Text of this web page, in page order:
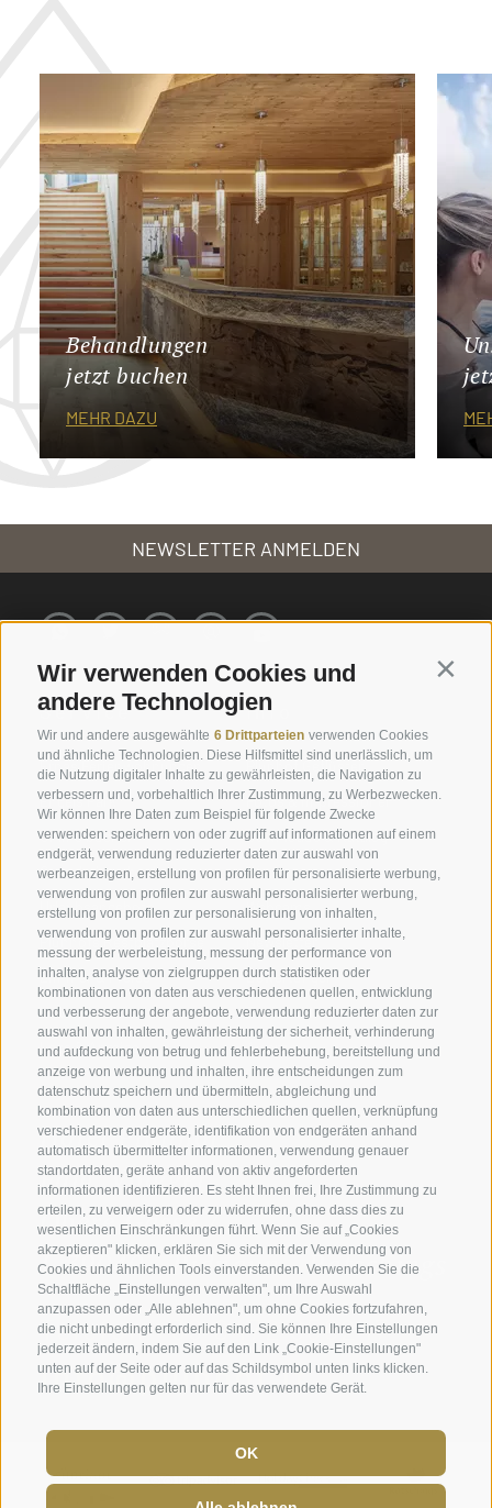
Wir verwenden Cookies und
andere Technologien
Wir und andere ausgewählte 6 Drittparteien verwenden Cookies
und ähnliche Technologien. Diese Hilfsmittel sind unerlässlich, um
die Nutzung digitaler Inhalte zu gewährleisten, die Navigation zu
verbessern und, vorbehaltlich Ihrer Zustimmung, zu Werbezwecken.
Wir können Ihre Daten zum Beispiel für folgende Zwecke
verwenden: speichern von oder zugriff auf informationen auf einem
endgerät, verwendung reduzierter daten zur auswahl von
werbeanzeigen, erstellung von profilen für personalisierte werbung,
verwendung von profilen zur auswahl personalisierter werbung,
erstellung von profilen zur personalisierung von inhalten,
verwendung von profilen zur auswahl personalisierter inhalte,
messung der werbeleistung, messung der performance von
inhalten, analyse von zielgruppen durch statistiken oder
kombinationen von daten aus verschiedenen quellen, entwicklung
und verbesserung der angebote, verwendung reduzierter daten zur
auswahl von inhalten, gewährleistung der sicherheit, verhinderung
und aufdeckung von betrug und fehlerbehebung, bereitstellung und
anzeige von werbung und inhalten, ihre entscheidungen zum
datenschutz speichern und übermitteln, abgleichung und
kombination von daten aus unterschiedlichen quellen, verknüpfung
verschiedener endgeräte, identifikation von endgeräten anhand
automatisch übermittelter informationen, verwendung genauer
standortdaten, geräte anhand von aktiv angeforderten
informationen identifizieren. Es steht Ihnen frei, Ihre Zustimmung zu
erteilen, zu verweigern oder zu widerrufen, ohne dass dies zu
wesentlichen Einschränkungen führt. Wenn Sie auf „Cookies
akzeptieren" klicken, erklären Sie sich mit der Verwendung von
Cookies und ähnlichen Tools einverstanden. Verwenden Sie die
Schaltfläche „Einstellungen verwalten", um Ihre Auswahl
anzupassen oder „Alle ablehnen", um ohne Cookies fortzufahren,
die nicht unbedingt erforderlich sind. Sie können Ihre Einstellungen
jederzeit ändern, indem Sie auf den Link „Cookie-Einstellungen"
unten auf der Seite oder auf das Schildsymbol unten links klicken.
Ihre Einstellungen gelten nur für das verwendete Gerät.
OK
Behandlungen
jetzt buchen
MEHR DAZU
NEWSLETTER ANMELDEN
Service
Ernas Ferienwohnungen
Engels Park
Online buchen
Gutschein schenken
Urlaubsangebote
Plunhofs Restplatzbörse
Zimmer & Preise
Unverbindlich anfragen
Lage & Anreise
Info
Plunhof Geflüster
Fotos & Impressionen
Downloads & Katalog
Wetter
Webcams
Newsletter
Bewertungen
Social Wall
Awards
Hotel Plunhof
Fam. Volgger
Obere Gasse 7
I-39040 - Ridnaun - Ratschings
Telefon+39 0472 656247
info@plunhof.it